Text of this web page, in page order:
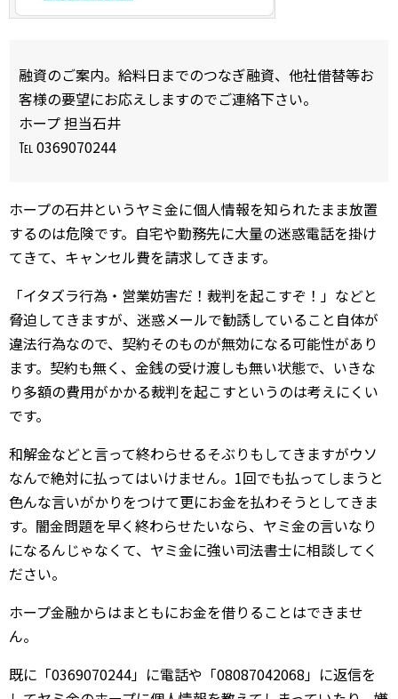
融資のご案内。給料日までのつなぎ融資、他社借替等お
客様の要望にお応えしますのでご連絡下さい。
ホープ 担当石井
℡ 0369070244
ホープの石井というヤミ金に個人情報を知られたまま放置
するのは危険です。自宅や勤務先に大量の迷惑電話を掛け
てきて、キャンセル費を請求してきます。
「イタズラ行為・営業妨害だ！裁判を起こすぞ！」などと
脅迫してきますが、迷惑メールで勧誘していること自体が
違法行為なので、契約そのものが無効になる可能性があり
ます。契約も無く、金銭の受け渡しも無い状態で、いきな
り多額の費用がかかる裁判を起こすというのは考えにくい
です。
和解金などと言って終わらせるそぶりもしてきますがウソ
なんで絶対に払ってはいけません。1回でも払ってしまうと
色んな言いがかりをつけて更にお金を払わそうとしてきま
す。闇金問題を早く終わらせたいなら、ヤミ金の言いなり
になるんじゃなくて、ヤミ金に強い司法書士に相談してく
ださい。
ホープ金融からはまともにお金を借りることはできませ
ん。
既に「0369070244」に電話や「08087042068」に返信を